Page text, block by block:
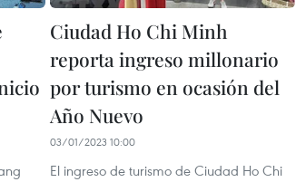
Ciudad Ho Chi Minh
reporta ingreso millonario
por turismo en ocasión del
Año Nuevo
03/01/2023 10:00
El ingreso de turismo de Ciudad Ho Chi